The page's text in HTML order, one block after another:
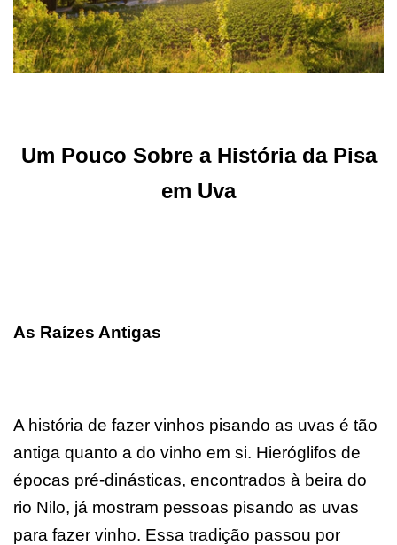
Um Pouco Sobre a História da Pisa
em Uva
As Raízes Antigas
A história de fazer vinhos pisando as uvas é tão
antiga quanto a do vinho em si. Hieróglifos de
épocas pré-dinásticas, encontrados à beira do
rio Nilo, já mostram pessoas pisando as uvas
para fazer vinho. Essa tradição passou por